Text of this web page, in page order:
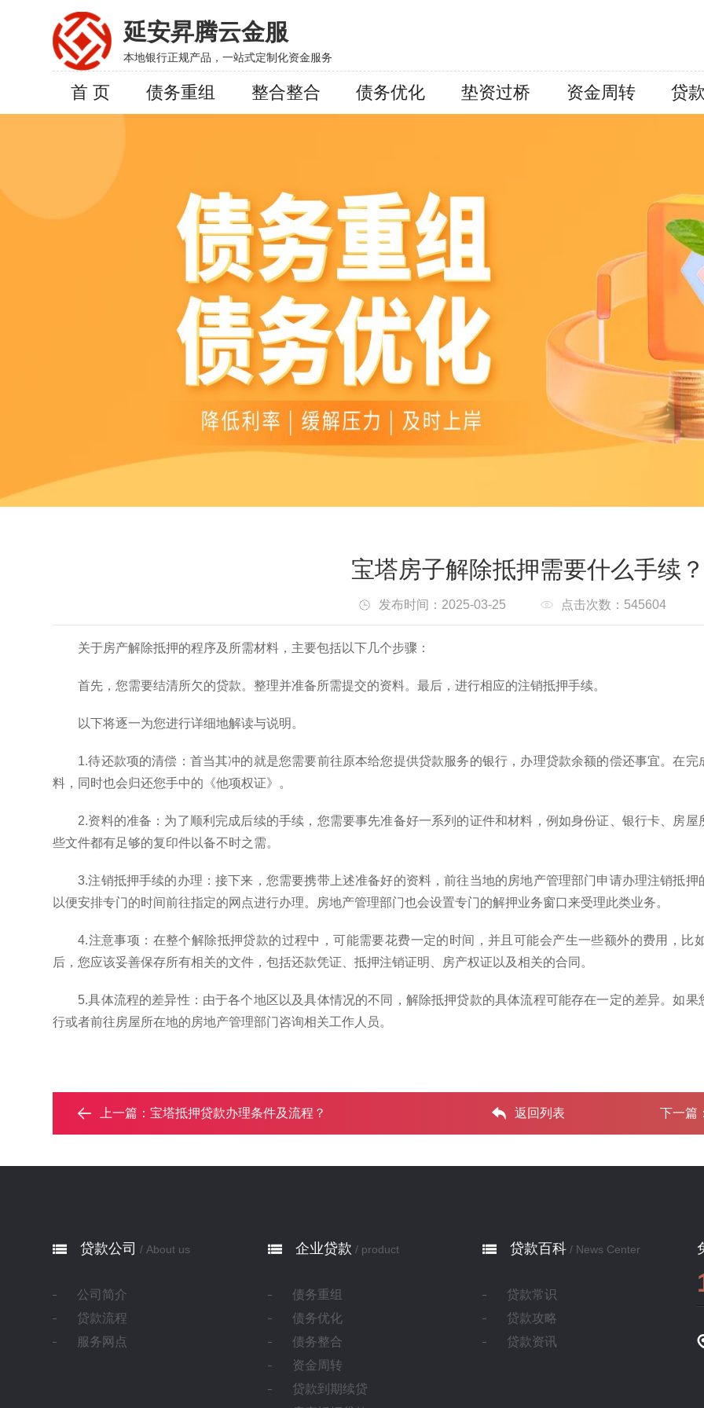
延安昇腾云金服
本地银行正规产品，一站式定制化资金服务
首 页 债务重组 整合整合 债务优化 垫资过桥 资金周转 贷
宝塔房子解除抵押需要什么手续？
发布时间：2025-03-25 点击次数：545604
关于房产解除抵押的程序及所需材料，主要包括以下几个步骤：
首先，您需要结清所欠的贷款。整理并准备所需提交的资料。最后，进行相应的注销抵押手续。
以下将逐一为您进行详细地解读与说明。
1.待还款项的清偿：首当其冲的就是您需要前往原本给您提供贷款服务的银行，办理贷款余额的偿还事宜。在
料，同时也会归还您手中的《他项权证》。
2.资料的准备：为了顺利完成后续的手续，您需要事先准备好一系列的证件和材料，例如身份证、银行卡、房
些文件都有足够的复印件以备不时之需。
3.注销抵押手续的办理：接下来，您需要携带上述准备好的资料，前往当地的房地产管理部门申请办理注销抵
以便安排专门的时间前往指定的网点进行办理。房地产管理部门也会设置专门的解押业务窗口来受理此类业务。
4.注意事项：在整个解除抵押贷款的过程中，可能需要花费一定的时间，并且可能会产生一些额外的费用，比
后，您应该妥善保存所有相关的文件，包括还款凭证、抵押注销证明、房产权证以及相关的合同。
5.具体流程的差异性：由于各个地区以及具体情况的不同，解除抵押贷款的具体流程可能存在一定的差异。如
行或者前往房屋所在地的房地产管理部门咨询相关工作人员。
上一篇：宝塔抵押贷款办理条件及流程？‌ 返回列表 下一篇
贷款公司 / About us
公司简介
贷款流程
服务网点
企业贷款 / product
债务重组
债务优化
债务整合
资金周转
贷款到期续贷
贷款百科/ News Center
贷款常识
贷款攻略
贷款资讯